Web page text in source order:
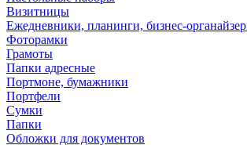
Визитницы
Ежедневники, планинги, бизнес-
Фоторамки
Грамоты
Папки адресные
Портмоне, бумажники
Портфели
Сумки
Папки
Обложки для документов